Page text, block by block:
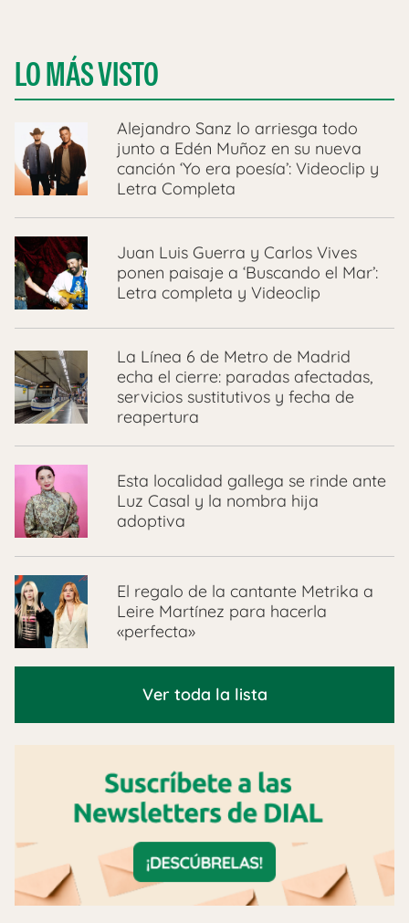
LO MÁS VISTO
Alejandro Sanz lo arriesga todo
junto a Edén Muñoz en su nueva
canción ‘Yo era poesía’: Videoclip y
Letra Completa
Juan Luis Guerra y Carlos Vives
ponen paisaje a ‘Buscando el Mar’:
Letra completa y Videoclip
La Línea 6 de Metro de Madrid
echa el cierre: paradas afectadas,
servicios sustitutivos y fecha de
reapertura
Esta localidad gallega se rinde ante
Luz Casal y la nombra hija
adoptiva
El regalo de la cantante Metrika a
Leire Martínez para hacerla
«perfecta»
Ver toda la lista